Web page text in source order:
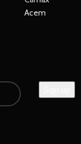
Acem